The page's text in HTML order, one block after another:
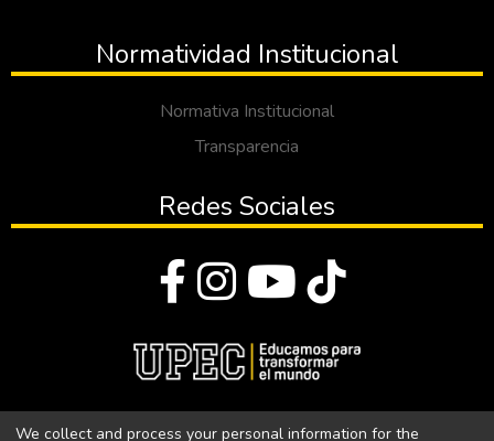
Normatividad Institucional
Normativa Institucional
Transparencia
Redes Sociales
We collect and process your personal information for the